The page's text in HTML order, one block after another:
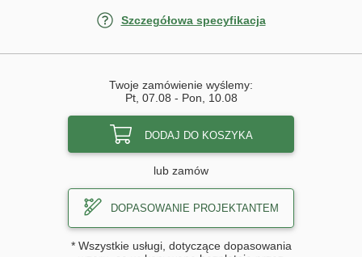
Szczegółowa specyfikacja
Twoje zamówienie wyślemy:
Pt, 07.08 - Pon, 10.08
DODAJ DO KOSZYKA
lub zamów
DOPASOWANIE PROJEKTANTEM
* Wszystkie usługi, dotyczące dopasowania